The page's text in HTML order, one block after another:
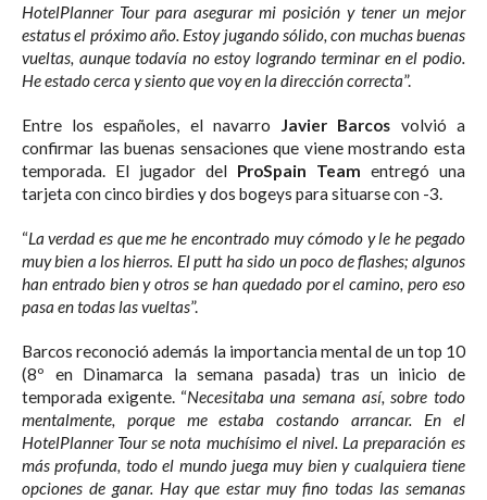
HotelPlanner Tour para asegurar mi posición y tener un mejor
estatus el próximo año. Estoy jugando sólido, con muchas buenas
vueltas, aunque todavía no estoy logrando terminar en el podio.
He estado cerca y siento que voy en la dirección correcta”.
Entre los españoles, el navarro Javier Barcos volvió a
confirmar las buenas sensaciones que viene mostrando esta
temporada. El jugador del ProSpain Team entregó una
tarjeta con cinco birdies y dos bogeys para situarse con -3.
“La verdad es que me he encontrado muy cómodo y le he pegado
muy bien a los hierros. El putt ha sido un poco de flashes; algunos
han entrado bien y otros se han quedado por el camino, pero eso
pasa en todas las vueltas”.
Barcos reconoció además la importancia mental de un top 10
(8º en Dinamarca la semana pasada) tras un inicio de
temporada exigente. “Necesitaba una semana así, sobre todo
mentalmente, porque me estaba costando arrancar. En el
HotelPlanner Tour se nota muchísimo el nivel. La preparación es
más profunda, todo el mundo juega muy bien y cualquiera tiene
opciones de ganar. Hay que estar muy fino todas las semanas